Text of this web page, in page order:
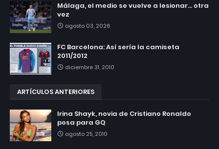
Málaga, el medio se vuelve a lesionar... otra
vez
agosto 03, 2026
FC Barcelona: Así sería la camiseta
2011/2012
diciembre 31, 2010
ARTÍCULOS ANTERIORES
Irina Shayk, novia de Cristiano Ronaldo
posa para GQ
agosto 25, 2010